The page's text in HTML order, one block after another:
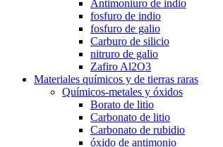
Antimoniuro de indio
fosfuro de indio
fosfuro de galio
Carburo de silicio
nitruro de galio
Zafiro Al2O3
Materiales químicos y de tierras raras
Químicos-metales y óxidos
Borato de litio
Carbonato de litio
Carbonato de rubidio
óxido de antimonio